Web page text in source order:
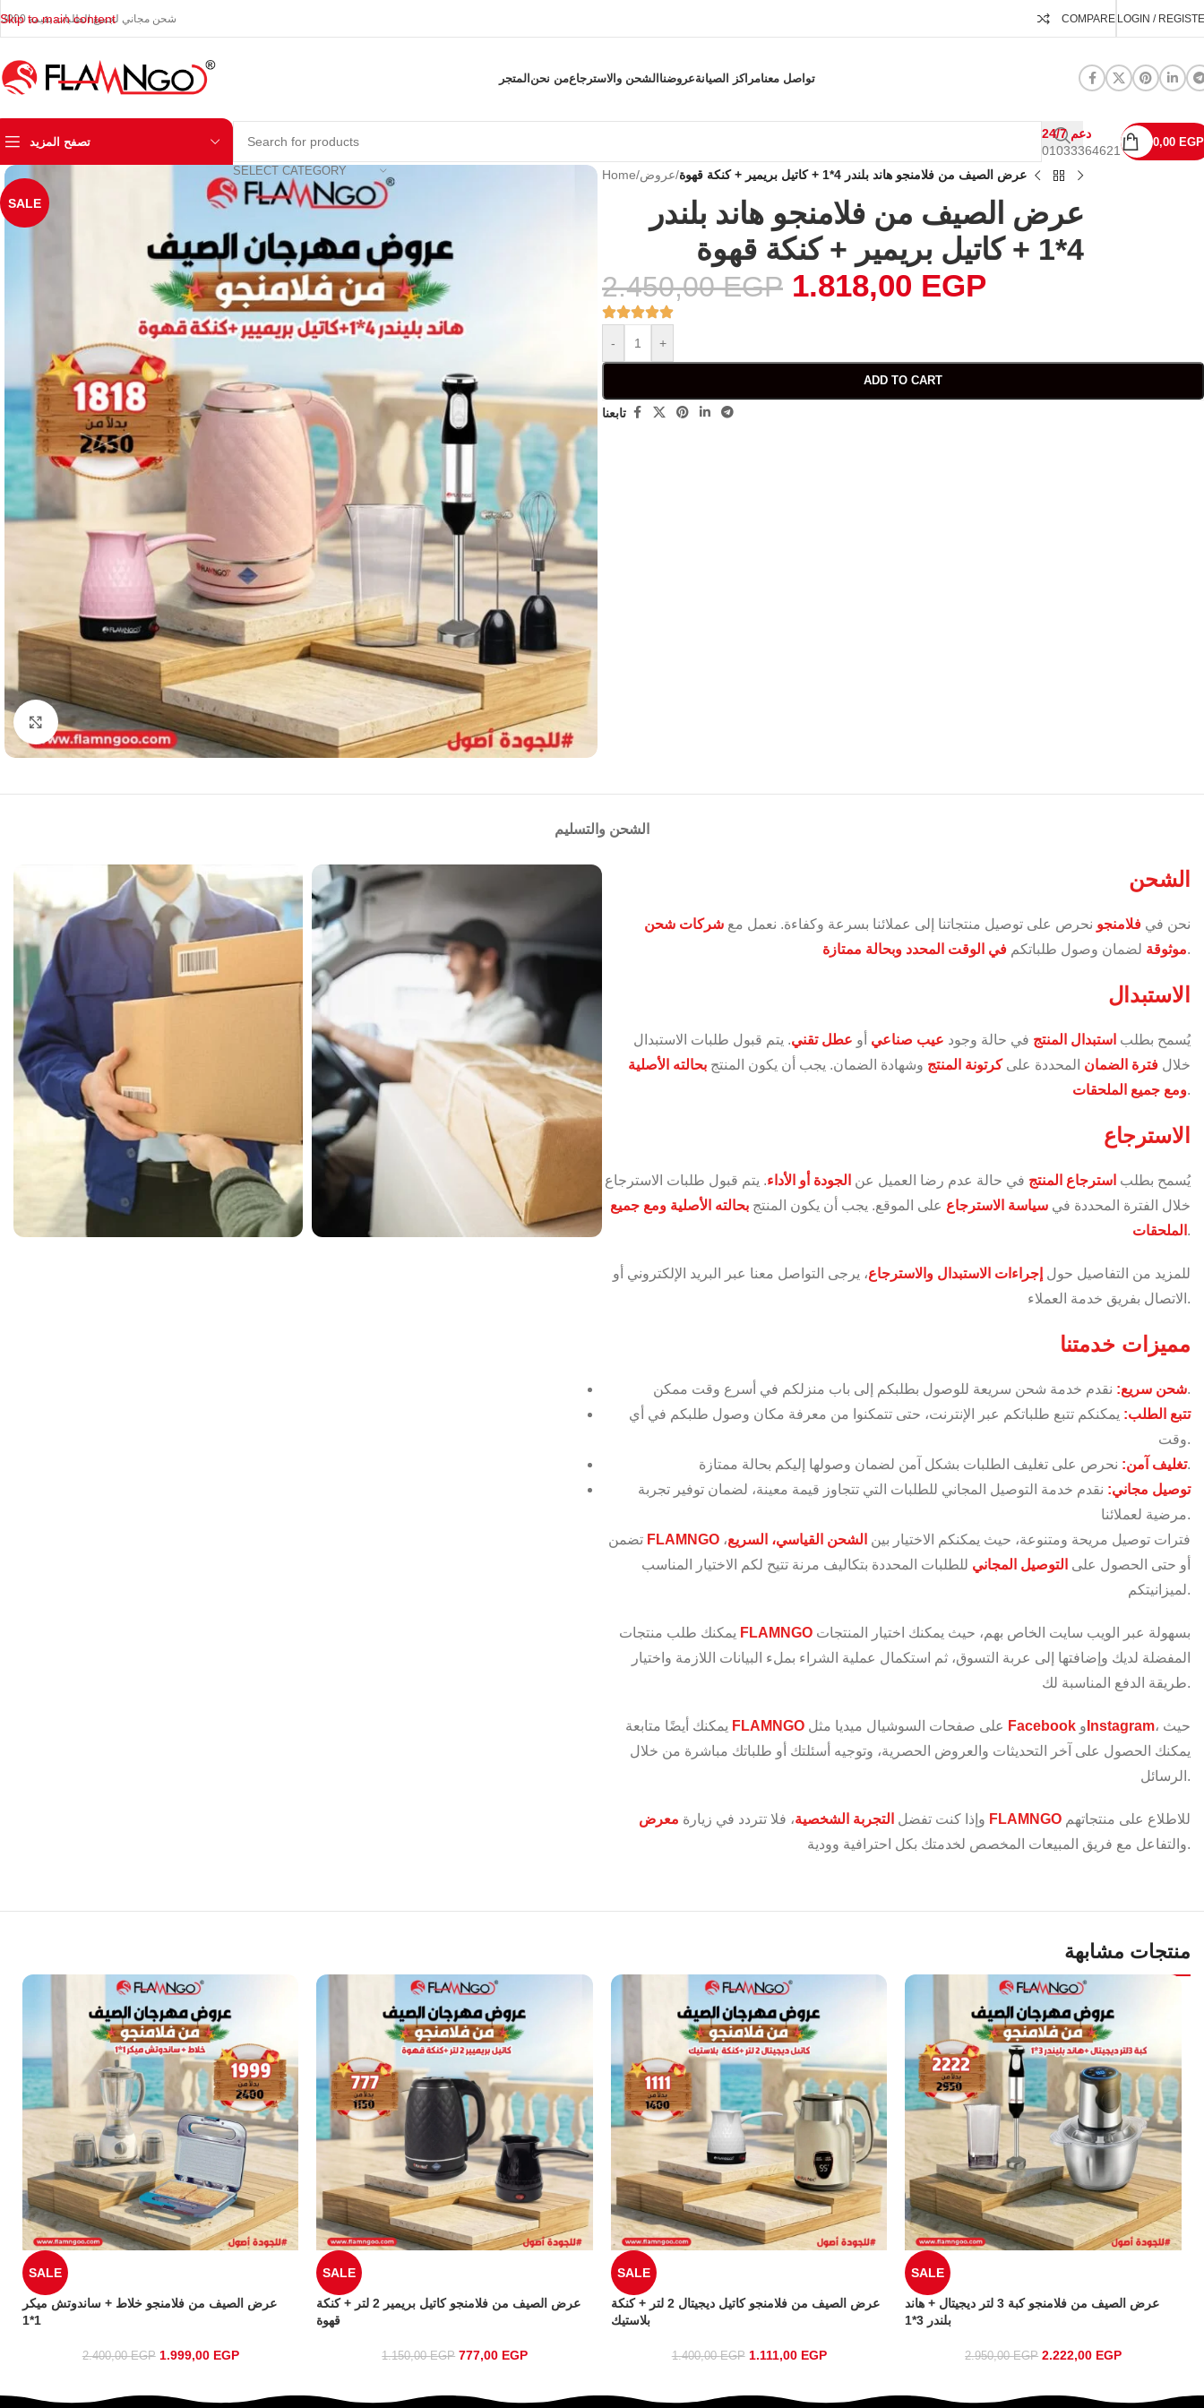
Skip to main content
شحن مجاني لجميع الطلبات بقيمة 3000 COMPARE LOGIN /
المتجرمن نحنالشحن والاسترجاععروضنامراكز الصيانةتواصل معنا
تصفح المزيد
SELECT CATEGORY
24/7 دعم
01033364621
0,00 EGP
SALE
Click to enlarge
Home/عروض/ عرض الصيف من فلامنجو هاند بلندر 4*1 + كاتيل بريمير + كنكة قهوة
عرض الصيف من فلامنجو هاند بلندر
4*1 + كاتيل بريمير + كنكة قهوة
2.450,00EGP 1.818,00 EGP
- +
ADD TO CART
تابعنا
الشحن والتسليم
الشحن
نحن فيفلامنجو نحرص على توصيل منتجاتنا إلى عملائنا بسرعة وكفاءة. نعمل معشركات شحن
موثوقة لضمان وصول طلباتكمفي الوقت المحدد وبحالة ممتازة .
الاستبدال
يُسمح بطلب استبدال المنتج في حالة وجود عيب صناعي أو عطل تقني. يتم قبول طلبات الاستبدال
خلالفترة الضمان المحددة علىكرتونة المنتج وشهادة الضمان. يجب أن يكون المنتجبحالته الأصلية
ومع جميع الملحقات.
الاسترجاع
يُسمح بطلب استرجاع المنتج في حالة عدم رضا العميل عن الجودة أو الأداء. يتم قبول طلبات الاسترجاع
خلال الفترة المحددة فيسياسة الاسترجاع على الموقع. يجب أن يكون المنتجبحالته الأصلية ومع جميع
الملحقات .
للمزيد من التفاصيل حول إجراءات الاستبدال والاسترجاع، يرجى التواصل معنا عبر البريد الإلكتروني أو
الاتصال بفريق خدمة العملاء.
مميزات خدمتنا
شحن سريع:نقدم خدمة شحن سريعة للوصول بطلبكم إلى باب منزلكم في أسرع وقت ممكن.
تتبع الطلب: يمكنكم تتبع طلباتكم عبر الإنترنت، حتى تتمكنوا من معرفة مكان وصول طلبكم في أي
وقت.
تغليف آمن:نحرص على تغليف الطلبات بشكل آمن لضمان وصولها إليكم بحالة ممتازة.
توصيل مجاني: نقدم خدمة التوصيل المجاني للطلبات التي تتجاوز قيمة معينة، لضمان توفير تجربة
مرضية لعملائنا.
تضمن FLAMNGO فترات توصيل مريحة ومتنوعة، حيث يمكنكم الاختيار بين الشحن القياسي، السريع،
أو حتى الحصول على التوصيل المجاني للطلبات المحددة بتكاليف مرنة تتيح لكم الاختيار المناسب
لميزانيتكم.
FLAMNGOبسهولة عبر الويب سايت الخاص بهم، حيث يمكنك اختيار المنتجات
المفضلة لديك وإضافتها إلى عربة التسوق، ثم استكمال عملية الشراء بملء البيانات اللازمة واختيار
طريقة الدفع المناسبة لك.
FLAMNGO Facebook و Instagram، حيث
يمكنك الحصول على آخر التحديثات والعروض الحصرية، وتوجيه أسئلتك أو طلباتك مباشرة من خلال
الرسائل.
وإذا كنت تفضل التجربة الشخصية، فلا تتردد في زيارة معرض FLAMNGOللاطلاع على منتجاتهم
والتفاعل مع فريق المبيعات المخصص لخدمتك بكل احترافية وودية.
منتجات مشابهة
SALE
عرض الصيف من فلامنجو خلاط + ساندوتش ميكر
1*1
2.400,00EGP 1.999,00 EGP
SALE
عرض الصيف من فلامنجو كاتيل بريمير 2 لتر + كنكة
قهوة
1.150,00EGP 777,00 EGP
SALE
عرض الصيف من فلامنجو كاتيل ديجيتال 2 لتر + كنكة
بلاستيك
1.400,00EGP 1.111,00 EGP
SALE
عرض الصيف من فلامنجو كبة 3 لتر ديجيتال + هاند
بلندر 3*1
2.950,00EGP 2.222,00 EGP